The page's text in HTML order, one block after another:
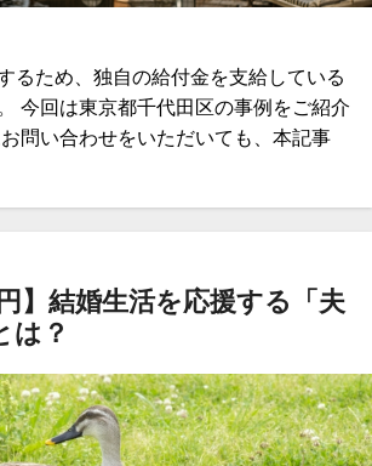
るため、独自の給付金を支給している
今回は東京都千代田区の事例をご紹介
問い合わせをいただいても、本記事
】結婚生活を応援する「夫
は？